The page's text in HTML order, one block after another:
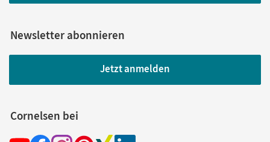
Newsletter abonnieren
Jetzt anmelden
Cornelsen bei